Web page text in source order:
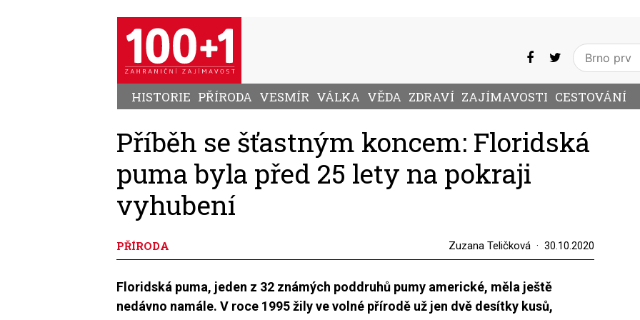
HISTORIE PŘÍRODA VESMÍR VÁLKA VĚDA ZDRAVÍ ZAJÍMAVOSTI CESTOVÁNÍ
Příběh se šťastným koncem: Floridská
puma byla před 25 lety na pokraji
vyhubení
PŘÍRODA Zuzana Teličková 30.10.2020
Floridská puma, jeden z 32 známých poddruhů pumy americké, měla ještě
nedávno namále. V roce 1995 žily ve volné přírodě už jen dvě desítky kusů,